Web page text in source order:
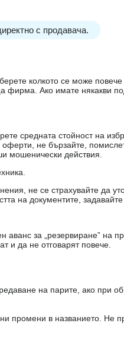
с продавача.
колкото се може
фирма. Ако имате някакви
средната стойност на
оферти, не бързайте,
мошенически действия.
не се страхувайте да
на документите,
за „резервиране” на
и да не отговарят повече.
на парите, ако при
промени в названието. Не